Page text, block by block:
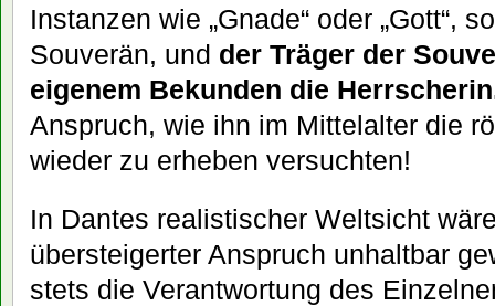
Instanzen wie „Gnade“ oder „Gott“,
Souverän, und der Träger der
eigenem Bekunden die
Anspruch, wie ihn im Mittelalter die
wieder zu erheben versuchten!
In Dantes realistischer Weltsicht
übersteigerter Anspruch unhaltbar
stets die Verantwortung des